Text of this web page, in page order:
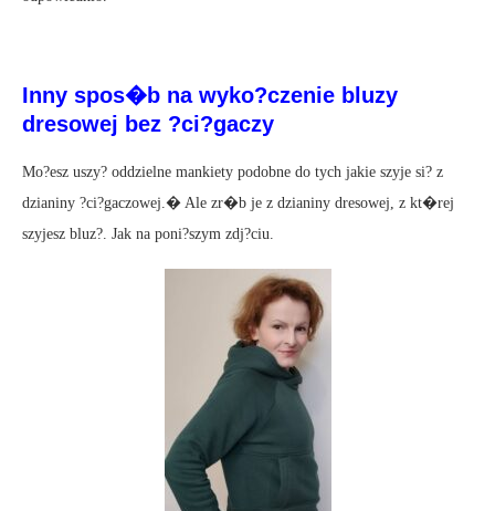
Inny spos�b na wyko?czenie bluzy
dresowej bez ?ci?gaczy
Mo?esz uszy? oddzielne mankiety podobne do tych jakie szyje si? z
dzianiny ?ci?gaczowej.� Ale zr�b je z dzianiny dresowej, z kt�rej
szyjesz bluz?. Jak na poni?szym zdj?ciu.